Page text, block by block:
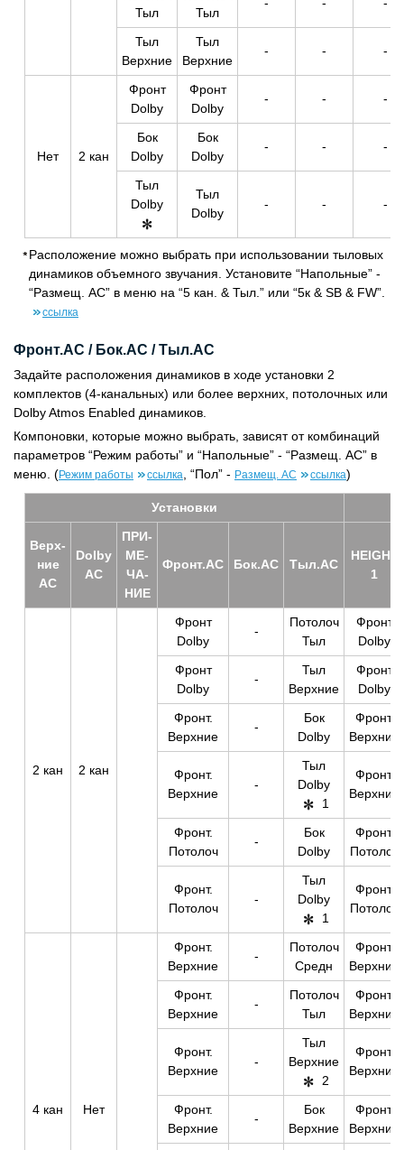
Тыл
Тыл
Тыл
Верхние
Тыл
Верхние
- - -
Нет 2 кан
Фронт
Dolby
Фронт
Dolby
- - -
Бок
Dolby
Бок
Dolby
- - -
Тыл
Dolby
Тыл
Dolby
- - -
Расположение можно выбрать при использовании тыловых
динамиков объемного звучания. Установите “Напольные” -
“Размещ. AC” в меню на “5 кан. & Тыл.” или “5к & SB & FW”.
ссылка
Фронт.АС / Бок.АС / Тыл.АС
Задайте расположения динамиков в ходе установки 2
комплектов (4-канальных) или более верхних, потолочных или
Dolby Atmos Enabled динамиков.
Компоновки, которые можно выбрать, зависят от комбинаций
параметров “Режим работы” и “Напольные” - “Размещ. AC” в
меню. (Режим работы ссылка , “Пол” - Размещ. AC ссылка)
Уста­нов­ки
Верх­
ние
АС
Dolby
АС
ПРИ­
МЕ­
ЧА­
НИЕ
Фронт.АС Бок.АС Тыл.АС
HEIGHT
1
2 кан 2 кан
Фронт
Dolby
-
Потолоч
Тыл
Фронт
Dolby
Фронт
Dolby
-
Тыл
Верхние
Фронт
Dolby
Фронт.
Верхние
-
Бок
Dolby
Фронт.
Верхние
Фронт.
Верхние
-
Тыл
Dolby
1
Фронт.
Верхние
Фронт.
Потолоч
-
Бок
Dolby
Фронт.
Потолоч
Фронт.
Потолоч
-
Тыл
Dolby
1
Фронт.
Потолоч
4 кан Нет
Фронт.
Верхние
-
Потолоч
Средн
Фронт.
Верхние
Фронт.
Верхние
-
Потолоч
Тыл
Фронт.
Верхние
Фронт.
Верхние
-
Тыл
Верхние
2
Фронт.
Верхние
Фронт.
Верхние
-
Бок
Верхние
Фронт.
Верхние